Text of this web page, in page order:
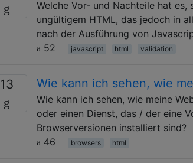
Welche Vor- und Nachteile hat
ungültigem HTML, das jedoch in
nach der Ausführung von
52
javascript html validation
13 Wie kann ich sehen, wie
Wie kann ich sehen, wie meine
oder einen Dienst, das / der eine
Browserversionen installiert sind?
46
browsers html